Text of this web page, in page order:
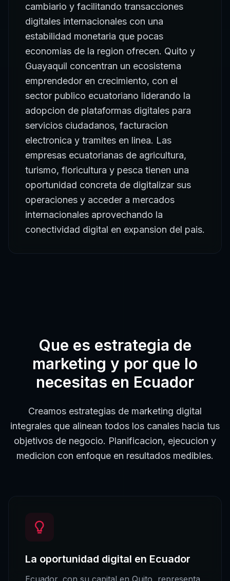
cambiario y facilitando transacciones
digitales internacionales con una
estabilidad monetaria que pocas
economias de la region ofrecen. Quito y
Guayaquil concentran un ecosistema
emprendedor en crecimiento, con el
sector publico ecuatoriano liderando la
adopcion de plataformas digitales para
servicios ciudadanos, facturacion
electronica y tramites en linea. Las
empresas ecuatorianas de agricultura,
turismo, floricultura y pesca tienen una
oportunidad concreta de digitalizar sus
operaciones y acceder a mercados
internacionales aprovechando la
conectividad digital en expansion del pais.
Que es estrategia de
marketing y por que lo
necesitas en Ecuador
Creamos estrategias de marketing digital
integrales que alinean todos los canales hacia tus
objetivos de negocio. Planificacion, ejecucion y
medicion con enfoque en resultados medibles.
La oportunidad digital en Ecuador